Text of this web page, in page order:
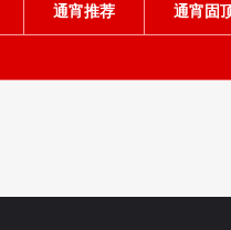
通宵推荐 通宵固